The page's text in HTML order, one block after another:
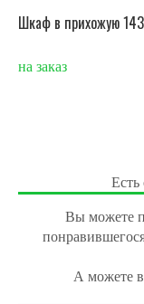
Шкаф в прихожую 143
на заказ
Есть
Вы можете
А можете